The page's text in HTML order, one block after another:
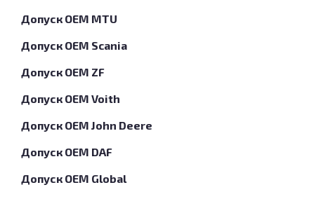
Допуск OEM MTU
Допуск OEM Scania
Допуск OEM ZF
Допуск OEM Voith
Допуск OEM John Deere
Допуск OEM DAF
Допуск OEM Global